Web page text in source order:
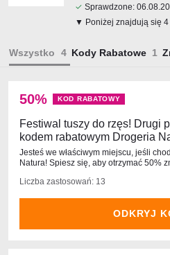
✓ Sprawdzone:
▼ Poniżej znajdują się 4
Wszystko Kody Rabatowe
50% KOD RABATOWY
Festiwal tuszy do rzęs! Drugi
kodem rabatowym Drogeria
Jesteś we właściwym miejscu, jeśli
Natura! Spiesz się, aby otrzymać 50%
Liczba zastosowań: 13
ODKRYJ